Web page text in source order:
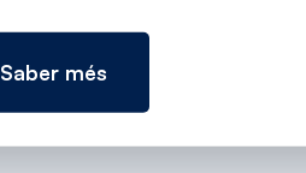
Saber més